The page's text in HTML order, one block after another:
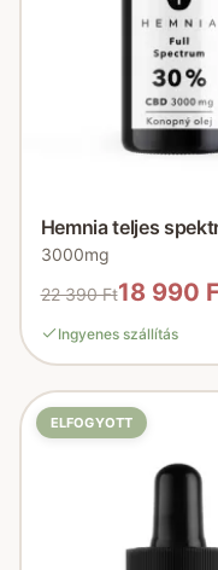
Hemnia teljes
3000mg
22 390 Ft18 990
Ingyenes szállítás
ELFOGYOTT